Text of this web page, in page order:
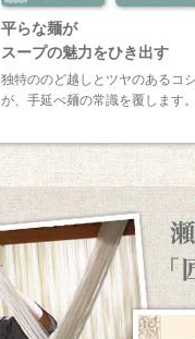
平らな麺が
スープの魅力をひき出す
独特ののど越しとツヤのあるコ
が、手延べ麺の常識を覆します